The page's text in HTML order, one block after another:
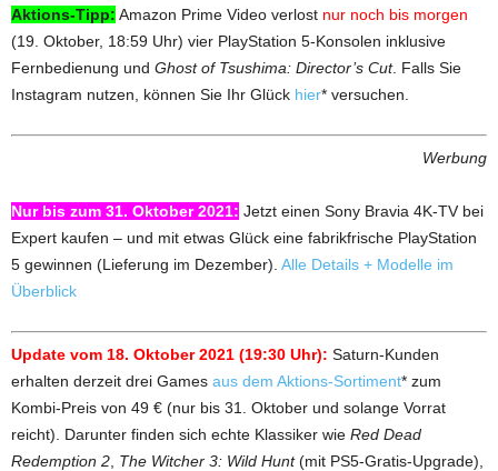
Aktions-Tipp: Amazon Prime Video verlost nur noch bis morgen
(19. Oktober, 18:59 Uhr) vier PlayStation 5-Konsolen inklusive
Fernbedienung und Ghost of Tsushima: Director’s Cut. Falls Sie
Instagram nutzen, können Sie Ihr Glück hier* versuchen.
Werbung
Nur bis zum 31. Oktober 2021: Jetzt einen Sony Bravia 4K-TV bei
Expert kaufen – und mit etwas Glück eine fabrikfrische PlayStation
5 gewinnen (Lieferung im Dezember). Alle Details + Modelle im
Überblick
Update vom 18. Oktober 2021 (19:30 Uhr): Saturn-Kunden
erhalten derzeit drei Games aus dem Aktions-Sortiment* zum
Kombi-Preis von 49 € (nur bis 31. Oktober und solange Vorrat
reicht). Darunter finden sich echte Klassiker wie Red Dead
Redemption 2 The Witcher 3: Wild Hunt(mit PS5-Gratis-Upgrade),